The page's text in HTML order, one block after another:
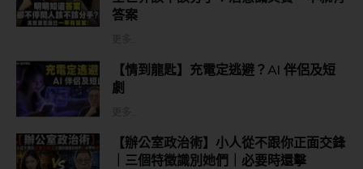
答案
【情到龍匙】充電定逃避？AI 伴侶及短
劇
【辦公室政治術】小人從不跟你正面交鋒
｜三個特徵識別她們｜必要時還擊